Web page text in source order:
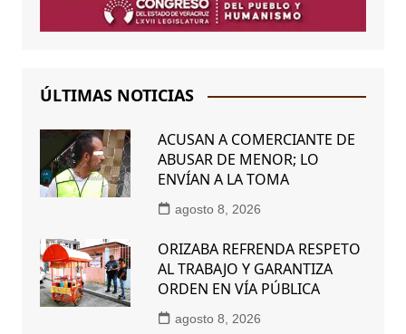
ÚLTIMAS NOTICIAS
ACUSAN A COMERCIANTE DE
ABUSAR DE MENOR; LO
ENVÍAN A LA TOMA
agosto 8, 2026
ORIZABA REFRENDA RESPETO
AL TRABAJO Y GARANTIZA
ORDEN EN VÍA PÚBLICA
agosto 8, 2026